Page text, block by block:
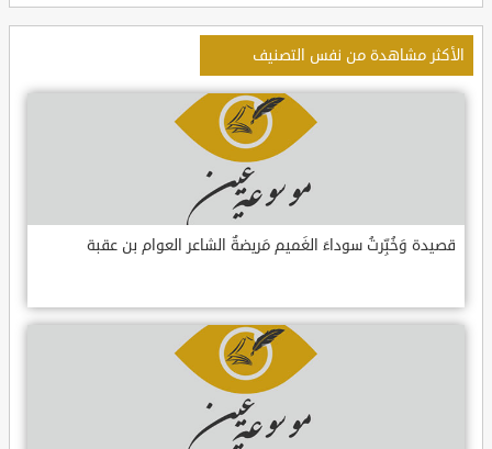
الأكثر مشاهدة من نفس التصنيف
قصيدة وَخُبِّرتُ سوداءَ الغَميم مَريضةٌ الشاعر العوام بن عقبة